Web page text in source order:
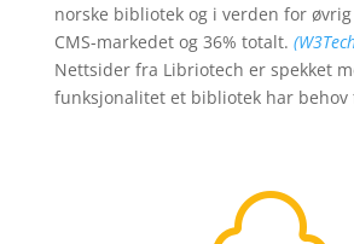
norske bibliotek og i verden for øvrig
CMS-markedet og 36% totalt.
Nettsider fra Libriotech er spekket
funksjonalitet et bibliotek har behov